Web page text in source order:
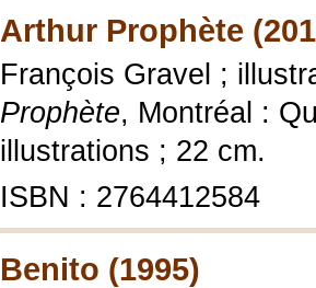
Arthur Prophète
François Gravel ;
Prophète, Montréal :
illustrations ; 22 cm.
ISBN : 2764412584
Benito (1995)